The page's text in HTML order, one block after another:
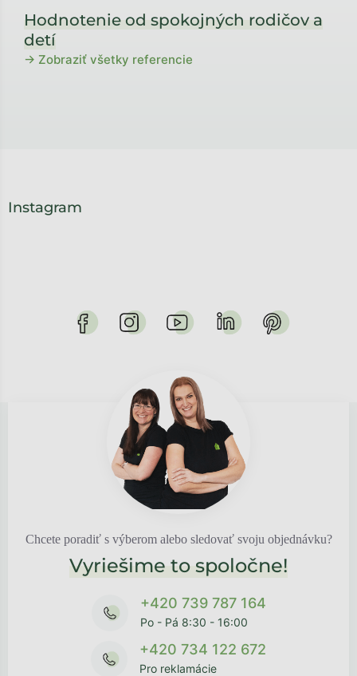
Hodnotenie od spokojných rodičov a
detí
→ Zobraziť všetky referencie
Instagram
Chcete poradiť s výberom alebo sledovať svoju objednávku?
Vyriešime to spoločne!
+420 739 787 164
Po - Pá 8:30 - 16:00
+420 734 122 672
Pro reklamácie